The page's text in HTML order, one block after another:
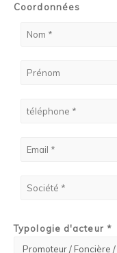
Coordonnées
Typologie d'acteur *